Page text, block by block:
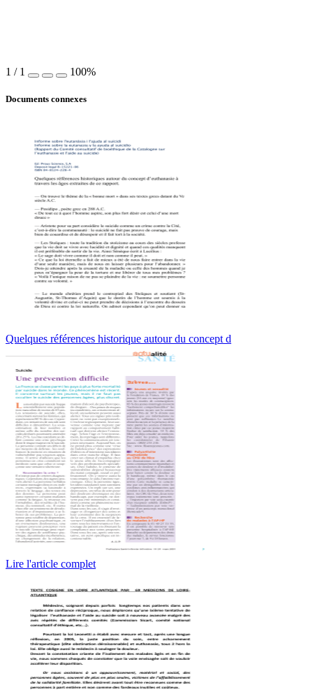
1 / 1 100%
Documents connexes
Quelques références historique autour du concept d
Lire l'article complet